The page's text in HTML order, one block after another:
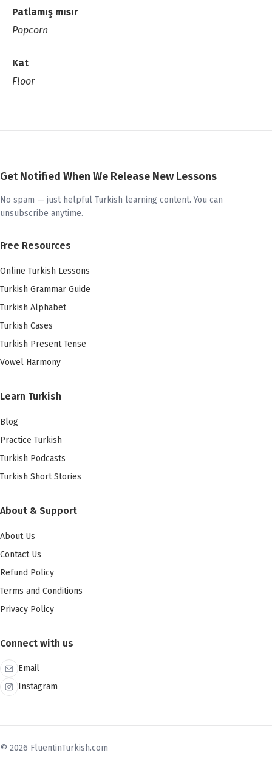
Patlamış mısır
Popcorn
Kat
Floor
Get Notified When We Release New Lessons
No spam — just helpful Turkish learning content. You can
unsubscribe anytime.
Free Resources
Online Turkish Lessons
Turkish Grammar Guide
Turkish Alphabet
Turkish Cases
Turkish Present Tense
Vowel Harmony
Learn Turkish
Blog
Practice Turkish
Turkish Podcasts
Turkish Short Stories
About & Support
About Us
Contact Us
Refund Policy
Terms and Conditions
Privacy Policy
Connect with us
Email
Instagram
© 2026 FluentinTurkish.com